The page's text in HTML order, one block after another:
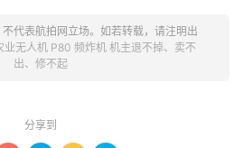
代表航拍网立场。如若转载，请注明出
业无人机 P80 频炸机 机主退不掉、卖不
出、修不起
分享到